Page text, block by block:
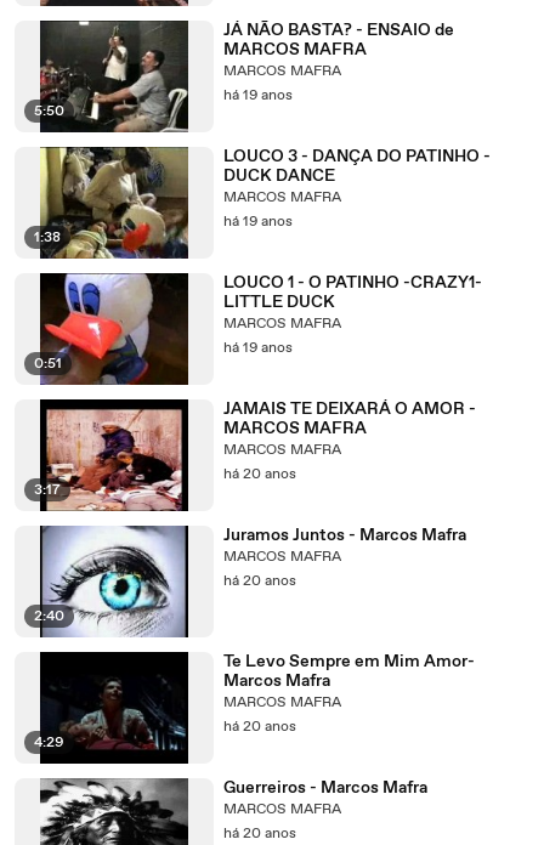
5:50
JÁ NÃO BASTA? - ENSAIO de
MARCOS MAFRA
MARCOS MAFRA
há 19 anos
1:38
LOUCO 3 - DANÇA DO PATINHO -
DUCK DANCE
MARCOS MAFRA
há 19 anos
0:51
LOUCO 1 - O PATINHO -CRAZY1-
LITTLE DUCK
MARCOS MAFRA
há 19 anos
3:17
JAMAIS TE DEIXARÁ O AMOR -
MARCOS MAFRA
MARCOS MAFRA
há 20 anos
2:40
Juramos Juntos - Marcos Mafra
MARCOS MAFRA
há 20 anos
4:29
Te Levo Sempre em Mim Amor-
Marcos Mafra
MARCOS MAFRA
há 20 anos
Guerreiros - Marcos Mafra
MARCOS MAFRA
há 20 anos